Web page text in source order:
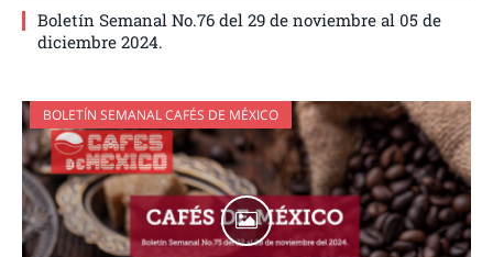
Boletín Semanal No.76 del 29 de noviembre al 05 de
diciembre 2024.
BOLETÍN SEMANAL CAFÉS DE MÉXICO